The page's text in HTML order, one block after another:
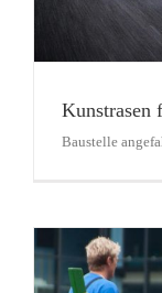
Kunstrasen
Baustelle